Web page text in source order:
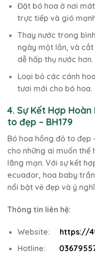
Đặt bó hoa ở nơi
trực tiếp và gió
Thay nước trong
ngày một lần, và
dễ hấp thụ nước hơn.
Loại bỏ các cánh
tươi mới cho bó hoa.
4. Sự Kết Hợp
to đẹp – BH179
Bó hoa hồng đỏ to đẹp
cho những ai muốn thể
lãng mạn. Với sự kết
ecuador, hoa baby
nổi bật vẻ đẹp và ý
Thông tin liên hệ:
Website:
https://
Hotline: